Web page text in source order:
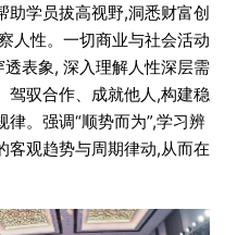
助学员拔高视野,洞悉财富创
人性。一切商业与社会活动
表象, 深入理解人性深层需
驾驭合作、成就他人,构建稳
。强调“顺势而为”,学习辨
客观趋势与周期律动,从而在